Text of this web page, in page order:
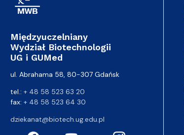
Międzyuczelniany
Wydział Biotechnologii
UG i GUMed
ul. Abrahama 58, 80-307 Gdańsk
tel.: + 48 58 523 63 20
fax: + 48 58 523 64 30
dziekanat@biotech.ug.edu.pl